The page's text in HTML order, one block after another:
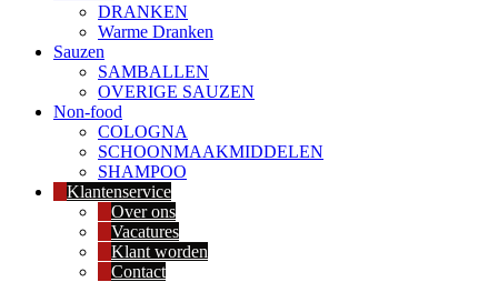
DRANKEN
Warme Dranken
Sauzen
SAMBALLEN
OVERIGE SAUZEN
Non-food
COLOGNA
SCHOONMAAKMIDDELEN
SHAMPOO
Klantenservice
Over ons
Vacatures
Klant worden
Contact